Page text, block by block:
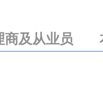
及从业员